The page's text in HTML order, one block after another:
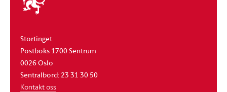
stortinget
Stortinget
Postboks 1700 Sentrum
0026 Oslo
Sentralbord: 23 31 30 50
Kontakt oss